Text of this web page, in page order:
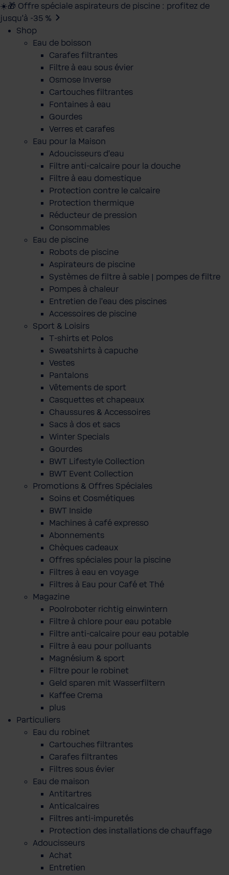
☀️🎁 Offre spéciale aspirateurs de piscine : profitez de
jusqu’à -35 %
Shop
Eau de boisson
Carafes filtrantes
Filtre à eau sous évier
Osmose Inverse
Cartouches filtrantes
Fontaines à eau
Gourdes
Verres et carafes
Eau pour la Maison
Adoucisseurs d'eau
Filtre anti-calcaire pour la douche
Filtre à eau domestique
Protection contre le calcaire
Protection thermique
Réducteur de pression
Consommables
Eau de piscine
Robots de piscine
Aspirateurs de piscine
Systèmes de filtre à sable | pompes de filtre
Pompes à chaleur
Entretien de l'eau des piscines
Accessoires de piscine
Sport & Loisirs
T-shirts et Polos
Sweatshirts à capuche
Vestes
Pantalons
Vêtements de sport
Casquettes et chapeaux
Chaussures & Accessoires
Sacs à dos et sacs
Winter Specials
Gourdes
BWT Lifestyle Collection
BWT Event Collection
Promotions & Offres Spéciales
Soins et Cosmétiques
BWT Inside
Machines à café expresso
Abonnements
Chèques cadeaux
Offres spéciales pour la piscine
Filtres à eau en voyage
Filtres à Eau pour Café et Thé
Magazine
Poolroboter richtig einwintern
Filtre à chlore pour eau potable
Filtre anti-calcaire pour eau potable
Filtre à eau pour polluants
Magnésium & sport
Filtre pour le robinet
Geld sparen mit Wasserfiltern
Kaffee Crema
plus
Particuliers
Eau du robinet
Cartouches filtrantes
Carafes filtrantes
Filtres sous évier
Eau de maison
Antitartres
Anticalcaires
Filtres anti-impuretés
Protection des installations de chauffage
Adoucisseurs
Achat
Entretien